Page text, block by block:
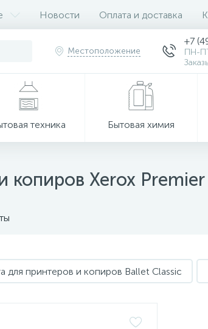
Новости Оплата и доставка
Местоположение
+7
ПН-
техника Бытовая химия
копиров Xerox Premier
для принтеров и копиров Ballet Classic